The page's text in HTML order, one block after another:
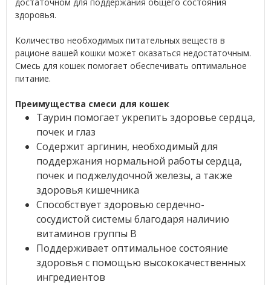
здоровья.
Количество необходимых питательных веществ в
рационе вашей кошки может оказаться недостаточным.
Смесь для кошек помогает обеспечивать оптимальное
питание.
Преимущества смеси для кошек
Таурин помогает укрепить здоровье сердца,
почек и глаз
Содержит аргинин, необходимый для
поддержания нормальной работы сердца,
почек и поджелудочной железы, а также
здоровья кишечника
Способствует здоровью сердечно-
сосудистой системы благодаря наличию
витаминов группы В
Поддерживает оптимальное состояние
здоровья с помощью высококачественных
ингредиентов